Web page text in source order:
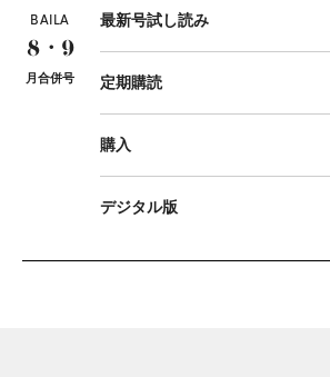
BAILA
8・9
月合併号
最新号試し読み
定期購読
購入
デジタル版